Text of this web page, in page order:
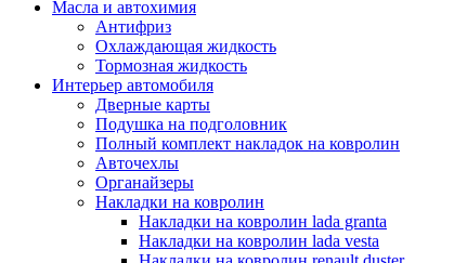
Масла и автохимия
Антифриз
Охлаждающая жидкость
Тормозная жидкость
Интерьер автомобиля
Дверные карты
Подушка на подголовник
Полный комплект накладок на ковролин
Авточехлы
Органайзеры
Накладки на ковролин
Накладки на ковролин lada granta
Накладки на ковролин lada vesta